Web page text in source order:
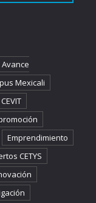
Avance
Mexicali
CEVIT
Emprendimiento
CETYS